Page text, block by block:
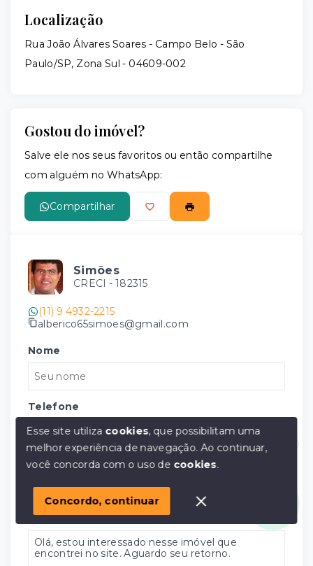
Localização
Rua João Álvares Soares - Campo Belo - São
Paulo/SP, Zona Sul - 04609-002
Gostou do imóvel?
Salve ele nos seus favoritos ou então compartilhe
com alguém no WhatsApp:
Compartilhar
Simões
CRECI - 182315
(11) 9 4932-2215
alberico65simoes@gmail.com
Nome
Telefone
E-mail
Mensagem
Olá! em posso ajudar?
Esse site utiliza cookies, que possibilitam uma
melhor experiência de navegação.Ao continuar,
você concorda com o uso de cookies.
Concordo, continuar